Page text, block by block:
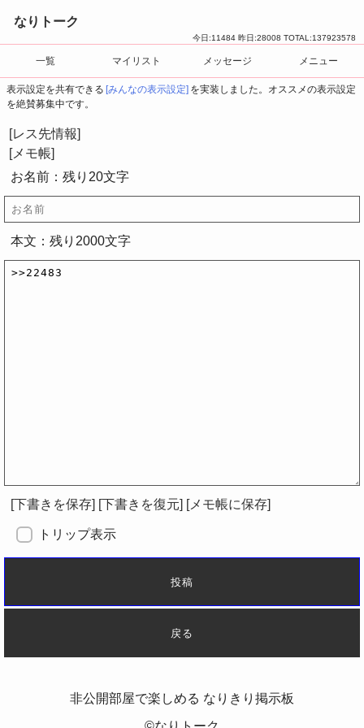
なりトーク
今日:11484 昨日:28008 TOTAL:137923578
一覧 マイリスト メッセージ メニュー
表示設定を共有できる [みんなの表示設定] を実装しました。オススメの表示設定
を絶賛募集中です。
[レス先情報]
[メモ帳]
[本文へ] [コピー] [削除]
お名前：残り 20文字
本文：残り 2000文字
[下書きを保存] [下書きを復元] [メモ帳に保存]
トリップ表示
非公開部屋で楽しめる なりきり掲示板